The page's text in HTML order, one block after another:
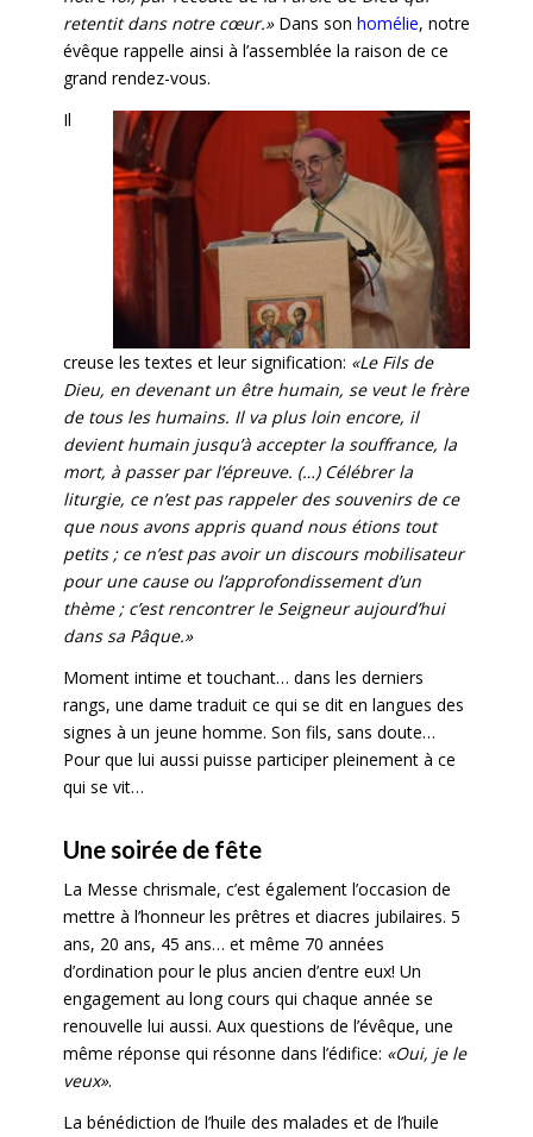
retentit dans notre cœur.»Dans son homélie, notre
évêque rappelle ainsi à l’assemblée la raison de ce
grand rendez-vous.
Il
creuse les textes et leur signification: «Le Fils de
Dieu, en devenant un être humain, se veut le frère
de tous les humains. Il va plus loin encore, il
devient humain jusqu’à accepter la souffrance, la
mort, à passer par l’épreuve. (…) Célébrer la
liturgie, ce n’est pas rappeler des souvenirs de ce
que nous avons appris quand nous étions tout
petits ; ce n’est pas avoir un discours mobilisateur
pour une cause ou l’approfondissement d’un
thème ; c’est rencontrer le Seigneur aujourd’hui
dans sa Pâque.»
Moment intime et touchant… dans les derniers
rangs, une dame traduit ce qui se dit en langues des
signes à un jeune homme. Son fils, sans doute…
Pour que lui aussi puisse participer pleinement à ce
qui se vit…
Une soirée de fête
La Messe chrismale, c’est également l’occasion de
mettre à l’honneur les prêtres et diacres jubilaires. 5
ans, 20 ans, 45 ans… et même 70 années
d’ordination pour le plus ancien d’entre eux! Un
engagement au long cours qui chaque année se
renouvelle lui aussi. Aux questions de l’évêque, une
même réponse qui résonne dans l’édifice: «Oui, je le
veux».
La bénédiction de l’huile des malades et de l’huile